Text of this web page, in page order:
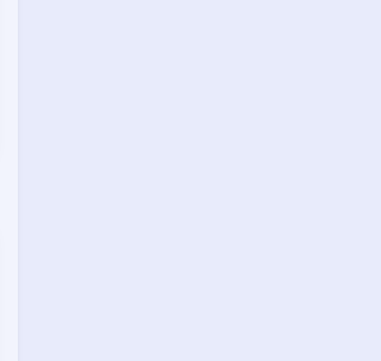
是对路由器的简单配置, vpn 的配置.
, 也停滞了三个月了, 这样一算, 真正
也是很慢， 下载也很慢. 编译可以忍受，